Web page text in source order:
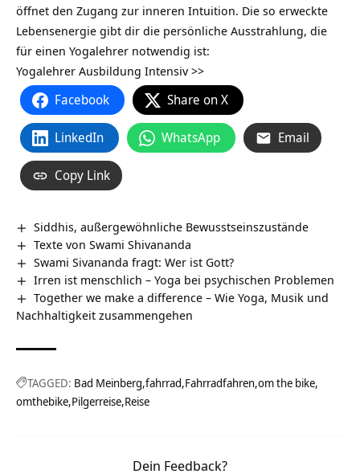
öffnet den Zugang zur inneren Intuition. Die so erweckte
Lebensenergie gibt dir die persönliche Ausstrahlung, die
für einen Yogalehrer notwendig ist:
Yogalehrer Ausbildung Intensiv >>
Facebook Share on X
LinkedIn WhatsApp Email
Copy Link
Siddhis, außergewöhnliche Bewusstseinszustände
Texte von Swami Shivananda
Swami Sivananda fragt: Wer ist Gott?
Irren ist menschlich – Yoga bei psychischen Problemen
Together we make a difference – Wie Yoga, Musik und
Nachhaltigkeit zusammengehen
TAGGED: Bad Meinberg fahrrad Fahrradfahren om the bike
omthebike Pilgerreise Reise
Dein Feedback?